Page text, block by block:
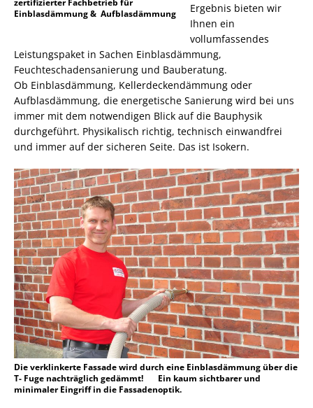
zertifizierter Fachbetrieb für
Einblasdämmung & Aufblasdämmung
Ergebnis bieten wir
Ihnen ein
vollumfassendes
Leistungspaket in Sachen Einblasdämmung,
Feuchteschadensanierung und Bauberatung.
Ob Einblasdämmung, Kellerdeckendämmung oder
Aufblasdämmung, die energetische Sanierung wird bei uns
immer mit dem notwendigen Blick auf die Bauphysik
durchgeführt. Physikalisch richtig, technisch einwandfrei
und immer auf der sicheren Seite. Das ist Isokern.
Die verklinkerte Fassade wird durch eine Einblasdämmung über die
T- Fuge nachträglich gedämmt! Ein kaum sichtbarer und
minimaler Eingriff in die Fassadenoptik.